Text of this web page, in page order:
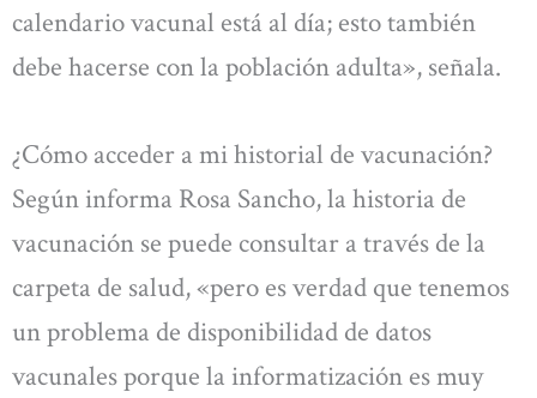
calendario vacunal está al día; esto también
debe hacerse con la población adulta», señala.
¿Cómo acceder a mi historial de vacunación?
Según informa Rosa Sancho, la historia de
vacunación se puede consultar a través de la
carpeta de salud, «pero es verdad que tenemos
un problema de disponibilidad de datos
vacunales porque la informatización es muy